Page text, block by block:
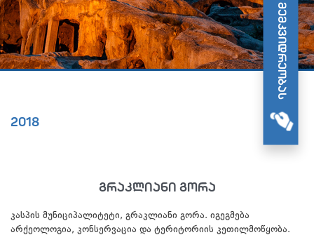
2018
გრაკლიანი გორა
კასპის მუნიციპალიტეტი, გრაკლიანი გორა. იგეგმება
არქეოლოგია, კონსერვაცია და ტერიტორიის კეთილმოწყობა.